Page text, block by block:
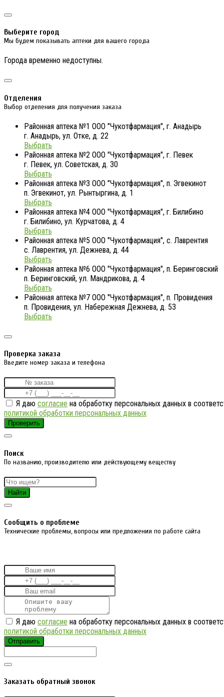
Выберите город
Мы будем показывать аптеки для вашего города
Города временно недоступны.
Отделения
Выбор отделения для получения заказа
Районная аптека №1 ООО "Чукотфармация", г. Анадырь
г. Анадырь, ул. Отке, д. 22
Выбрать
Районная аптека №2 ООО "Чукотфармация", г. Певек
г. Певек, ул. Советская, д. 30
Выбрать
Районная аптека №3 ООО "Чукотфармация", п. Эгвекинот
п. Эгвекинот, ул. Рынтыргина, д. 1
Выбрать
Районная аптека №4 ООО "Чукотфармация", г. Билибино
г. Билибино, ул. Курчатова, д. 4
Выбрать
Районная аптека №5 ООО "Чукотфармация", с. Лаврентия
с. Лаврентия, ул. Дежнева, д. 44
Выбрать
Районная аптека №6 ООО "Чукотфармация", п. Беринговский
п. Беринговский, ул. Мандрикова, д. 4
Выбрать
Районная аптека №7 ООО "Чукотфармация", п. Провидения
п. Провидения, ул. Набережная Дежнева, д. 53
Выбрать
Проверка заказа
Введите номер заказа и телефона
Я даю согласие на обработку персональных данных в
политикой обработки персональных данных
Проверить
Поиск
По названию, производителю или действующему веществу
Найти
Cообщить о проблеме
Технические проблемы, вопросы или предложения по работе сайта
Я даю согласие на обработку персональных данных в
политикой обработки персональных данных
Отправить
Заказать обратный звонок